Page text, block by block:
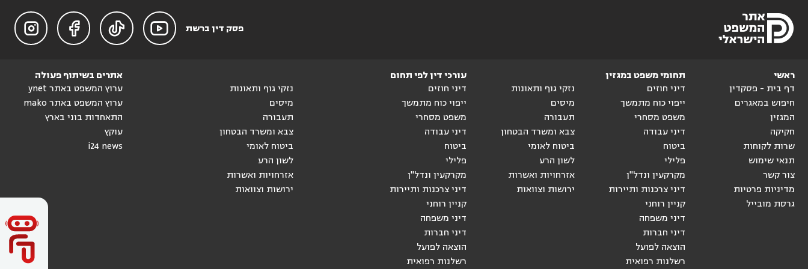
פסק דין ברשת 



ראשי
דף בית - פסקדין
חיפוש במאגרים
המגזין
חקיקה
שרות לקוחות
תנאי שימוש
צור קשר
מדיניות פרטיות
גרסת מובייל
תחומי משפט במגזין
דיני חוזים
ייפוי כוח מתמשך
משפט מסחרי
דיני עבודה
ביטוח
פלילי
מקרקעין ונדל"ן
דיני צרכנות ותיירות
קניין רוחני
דיני משפחה
דיני חברות
הוצאה לפועל
רשלנות רפואית
נזקי גוף ותאונות
מיסים
תעבורה
צבא ומשרד הבטחון
ביטוח לאומי
לשון הרע
אזרחויות ואשרות
ירושות וצוואות
עורכי דין לפי תחום
דיני חוזים
ייפוי כוח מתמשך
משפט מסחרי
דיני עבודה
ביטוח
פלילי
מקרקעין ונדל"ן
דיני צרכנות ותיירות
קניין רוחני
דיני משפחה
דיני חברות
הוצאה לפועל
רשלנות רפואית
נזקי גוף ותאונות
מיסים
תעבורה
צבא ומשרד הבטחון
ביטוח לאומי
לשון הרע
אזרחויות ואשרות
ירושות וצוואות
אתרים בשיתוף פעולה
ערוץ המשפט באתר ynet
ערוץ המשפט באתר mako
התאחדות בוני בארץ
עוקץ
i24 news